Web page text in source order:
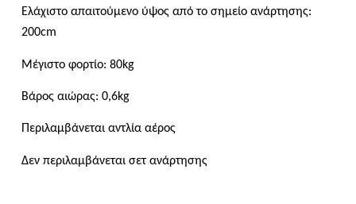
Ελάχιστο απαιτούμενο ύψος από το σημείο ανάρτησης:
200cm
Μέγιστο φορτίο: 80kg
Βάρος αιώρας: 0,6kg
Περιλαμβάνεται αντλία αέρος
Δεν περιλαμβάνεται σετ ανάρτησης